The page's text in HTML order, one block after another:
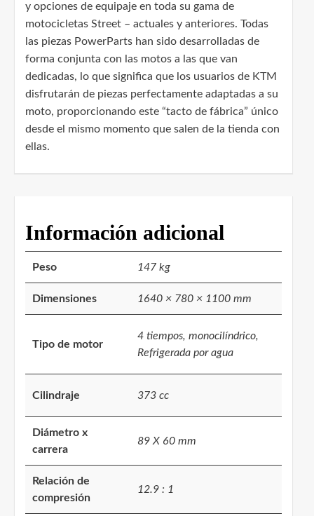
y opciones de equipaje en toda su gama de
motocicletas Street – actuales y anteriores. Todas
las piezas PowerParts han sido desarrolladas de
forma conjunta con las motos a las que van
dedicadas, lo que significa que los usuarios de KTM
disfrutarán de piezas perfectamente adaptadas a su
moto, proporcionando este “tacto de fábrica” único
desde el mismo momento que salen de la tienda con
ellas.
Información adicional
Peso 147 kg
Dimensiones 1640 × 780 × 1100 mm
Tipo de motor
4 tiempos, monocilíndrico,
Refrigerada por agua
Cilindraje 373 cc
Diámetro x
carrera
89 X 60 mm
Relación de
compresión
12.9 : 1